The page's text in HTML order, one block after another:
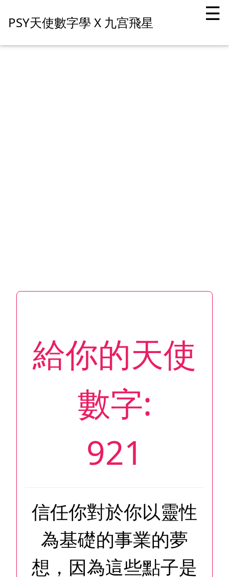
☰
PSY天使數字學 X 九宫飛星
給你的天使
數字:
921
信任你對於你以靈性
為基礎的事業的夢
想，因為這些點子是